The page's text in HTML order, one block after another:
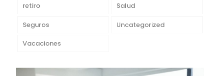
retiro Salud
Seguros Uncategorized
Vacaciones